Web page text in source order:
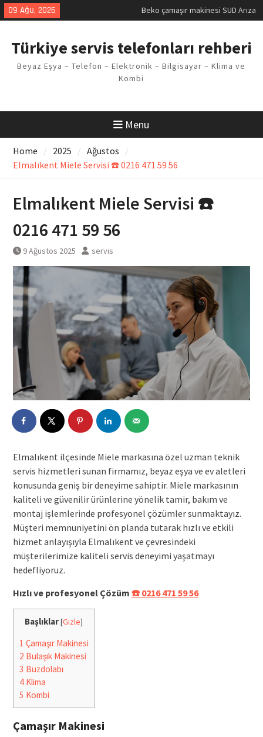
Skip
to
09 Ağu, 2026
Demirdöküm buzdolabı E1 Arıza
Arızası Çözümü
E02 Arıza Kodu Regal kombi
Sorunu
Türkiye servis telefonları rehberi
Beyaz Eşya – Telefon – Elektronik – Bilgisayar – Klima ve
Kombi
Menu
Home 2025
Ağustos
Elmalıkent Miele Servisi ☎️ 0216 471 59 56
Elmalıkent Miele Servisi ☎️
0216 471 59 56
9 Ağustos 2025 servis
Elmalıkent ilçesinde Miele markasına özel uzman teknik
servis hizmetleri sunan firmamız, beyaz eşya ve ev aletleri
konusunda geniş bir deneyime sahiptir. Miele markasının
kaliteli ve güvenilir ürünlerine yönelik tamir, bakım ve
montaj işlemlerinde profesyonel çözümler sunmaktayız.
Müşteri memnuniyetini ön planda tutarak hızlı ve etkili
hizmet anlayışıyla Elmalıkent ve çevresindeki
müşterilerimize kaliteli servis deneyimi yaşatmayı
hedefliyoruz.
Hızlı ve profesyonel Çözüm ☎️ 0216 471 59 56
Başlıklar[Gizle]
1 Çamaşır Makinesi
2 Bulaşık Makinesi
3 Buzdolabı
4Klima
5 Kombi
Çamaşır Makinesi